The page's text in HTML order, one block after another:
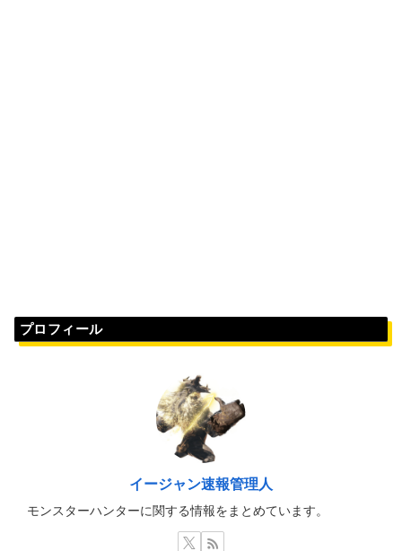
プロフィール
イージャン速報管理人
モンスターハンターに関する情報をまとめています。